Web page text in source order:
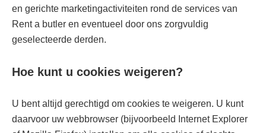
en gerichte marketingactiviteiten rond de services van
Rent a butler en eventueel door ons zorgvuldig
geselecteerde derden.
Hoe kunt u cookies weigeren?
U bent altijd gerechtigd om cookies te weigeren. U kunt
daarvoor uw webbrowser (bijvoorbeeld Internet Explorer